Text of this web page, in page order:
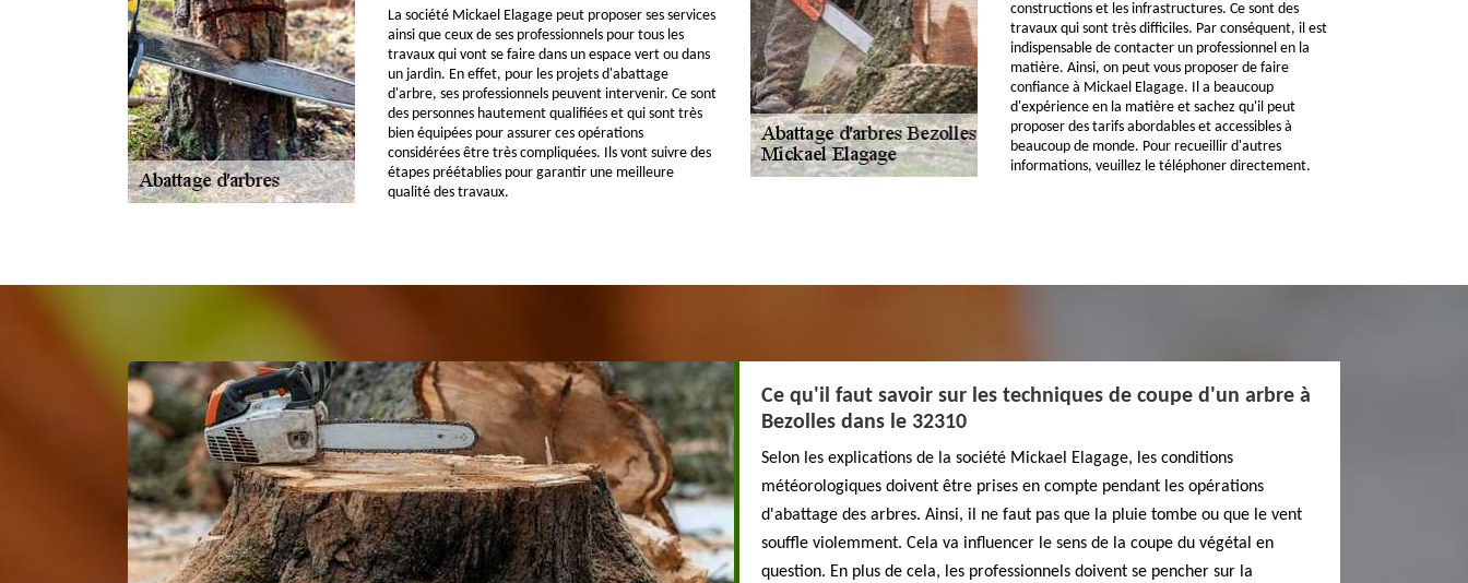
La société Mickael Elagage peut proposer ses services
ainsi que ceux de ses professionnels pour tous les
travaux qui vont se faire dans un espace vert ou dans
un jardin. En effet, pour les projets d'abattage
d'arbre, ses professionnels peuvent intervenir. Ce sont
des personnes hautement qualifiées et qui sont très
bien équipées pour assurer ces opérations
considérées être très compliquées. Ils vont suivre des
étapes préétablies pour garantir une meilleure
qualité des travaux.
constructions et les infrastructures. Ce sont des
travaux qui sont très difficiles. Par conséquent, il est
indispensable de contacter un professionnel en la
matière. Ainsi, on peut vous proposer de faire
confiance à Mickael Elagage. Il a beaucoup
d'expérience en la matière et sachez qu'il peut
proposer des tarifs abordables et accessibles à
beaucoup de monde. Pour recueillir d'autres
informations, veuillez le téléphoner directement.
Ce qu'il faut savoir sur les techniques de coupe d'un arbre à
Bezolles dans le 32310
Selon les explications de la société Mickael Elagage, les conditions
météorologiques doivent être prises en compte pendant les opérations
d'abattage des arbres. Ainsi, il ne faut pas que la pluie tombe ou que le vent
souffle violemment. Cela va influencer le sens de la coupe du végétal en
question. En plus de cela, les professionnels doivent se pencher sur la